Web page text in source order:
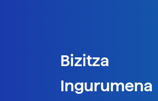
Bizitza
Ingurumena